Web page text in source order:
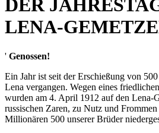
DER
LENA-
' Genossen!
Ein Jahr ist seit der Erschießung von
Lena vergangen. Wegen eines
wurden am 4. April 1912 auf den Lena-
russischen Zaren, zu Nutz und
Millionären 500 unserer Brüder